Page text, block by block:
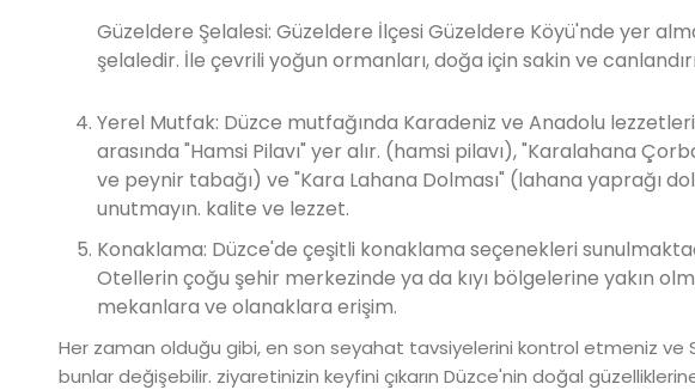
Güzeldere Şelalesi: Güzeldere İlçesi Güzeldere Köyü'nde yer
şelaledir. İle çevrili yoğun ormanları, doğa için sakin ve
Yerel Mutfak: Düzce mutfağında Karadeniz ve Anadolu
arasında "Hamsi Pilavı" yer alır. (hamsi pilavı), "Karalahana
ve peynir tabağı) ve "Kara Lahana Dolması" (lahana yaprağı
unutmayın. kalite ve lezzet.
Konaklama: Düzce'de çeşitli konaklama seçenekleri
Otellerin çoğu şehir merkezinde ya da kıyı bölgelerine yakın
mekanlara ve olanaklara erişim.
Her zaman olduğu gibi, en son seyahat tavsiyelerini kontrol etmeniz
bunlar değişebilir. ziyaretinizin keyfini çıkarın Düzce'nin doğal